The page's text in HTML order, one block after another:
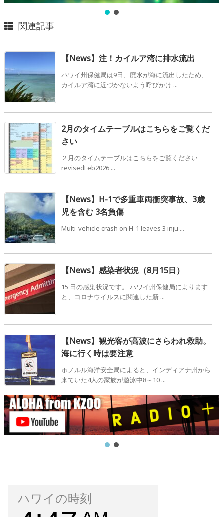
関連記事
【News】注！カイルア湾に排水流出
ハワイ州保健局は9日、廃水が海に流出したため、
カイルア湾に近づかないよう呼びかけ ...
2月のタイムテーブルはこちらをご覧くだ
さい
２月のタイムテーブルはこちらをご覧ください
revisedFeb2026 ...
【News】H-1で多重車両衝突事故、3歳
児を含む 3名負傷
Multi-vehicle crash on H-1 leaves 3 inju ...
【News】感染者状況（8月15日）
15 日の感染状況です。 ハワイ州保健局によります
と、コロナウイルスに関連した新 ...
【News】観光客が高波にさらわれ救助。
海に行く時は要注意
ホノルル海洋安全局によると、インディアナ州から
来ていた4人の家族が遊泳中8～10 ...
ハワイの時刻